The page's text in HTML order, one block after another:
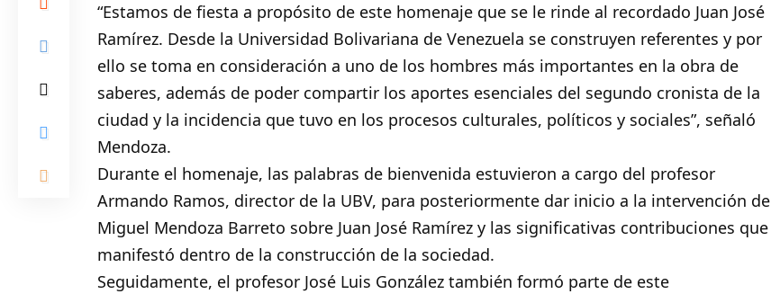
​“Estamos de fiesta a propósito de este homenaje que se le rinde al recordado Juan José
Ramírez. Desde la Universidad Bolivariana de Venezuela se construyen referentes y por
ello se toma en consideración a uno de los hombres más importantes en la obra de
saberes, además de poder compartir los aportes esenciales del segundo cronista de la
ciudad y la incidencia que tuvo en los procesos culturales, políticos y sociales”, señaló
Mendoza.
​Durante el homenaje, las palabras de bienvenida estuvieron a cargo del profesor
Armando Ramos, director de la UBV, para posteriormente dar inicio a la intervención de
Miguel Mendoza Barreto sobre Juan José Ramírez y las significativas contribuciones que
manifestó dentro de la construcción de la sociedad.
​Seguidamente, el profesor José Luis González también formó parte de este